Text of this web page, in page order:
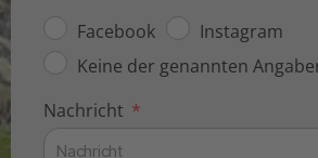
Facebook
Instagram
Keine der genannten
Nachricht